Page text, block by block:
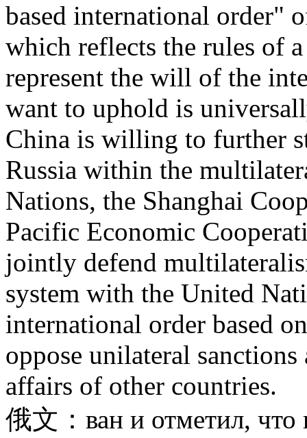
based international order"
which reflects the rules of
represent the will of the
want to uphold is
China is willing to further
Russia within the
Nations, the Shanghai
Pacific Economic
jointly defend
system with the United
international order based
oppose unilateral
affairs of other countries.
俄文：ван и отметил,